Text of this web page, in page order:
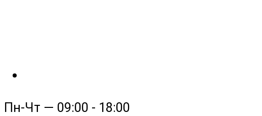
Пн-Чт — 09:00 - 18:00